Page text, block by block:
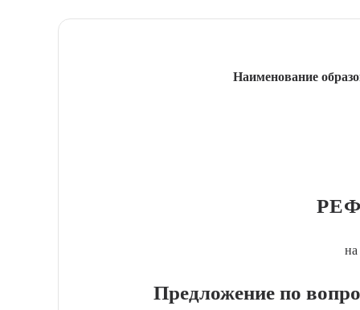
Наименование
на
Предложение по